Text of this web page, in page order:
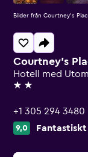
Courtney's
Hotell med
2 stjärnor
+1 305 294 3480
9,0 Fantastiskt
Bilder från Courtney's